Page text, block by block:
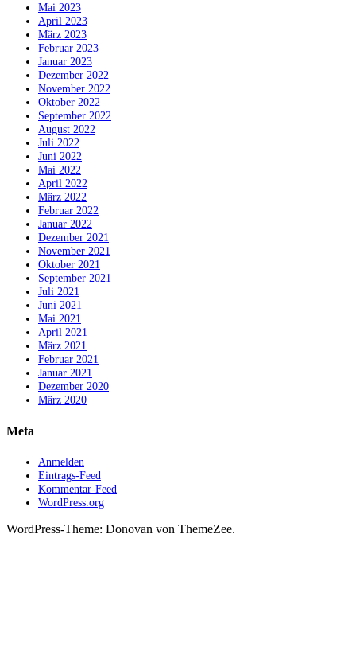
Mai 2023
April 2023
März 2023
Februar 2023
Januar 2023
Dezember 2022
November 2022
Oktober 2022
September 2022
August 2022
Juli 2022
Juni 2022
Mai 2022
April 2022
März 2022
Februar 2022
Januar 2022
Dezember 2021
November 2021
Oktober 2021
September 2021
Juli 2021
Juni 2021
Mai 2021
April 2021
März 2021
Februar 2021
Januar 2021
Dezember 2020
März 2020
Meta
Anmelden
Eintrags-Feed
Kommentar-Feed
WordPress.org
WordPress-Theme: Donovan von ThemeZee.